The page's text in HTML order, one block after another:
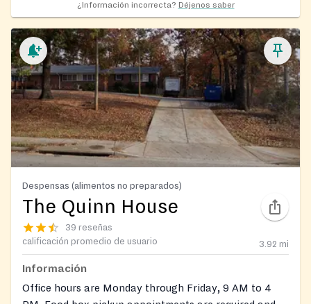
¿Información incorrecta? Déjenos saber
Despensas (alimentos no preparados)
The Quinn House
39 reseñas
calificación promedio de usuario
3.92 mi
Información
Office hours are Monday through Friday, 9 AM to 4